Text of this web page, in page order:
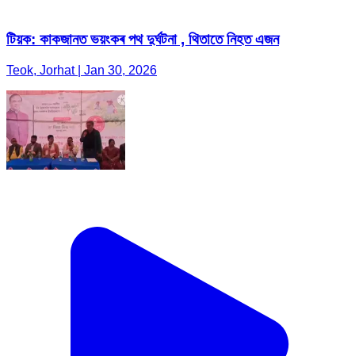
টিয়ক: কাকজানত ভয়ংকৰ পথ দুৰ্ঘটনা , থিতাতে নিহত এজন
Teok, Jorhat | Jan 30, 2026